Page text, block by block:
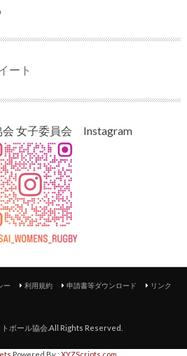
ート
会 女子委員会 Instagram
ー 利用規約 申請書等ダウンロード
リンク
ボール協会.All Rights Reserved.